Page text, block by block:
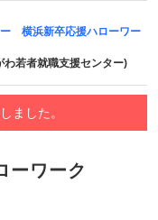
横浜新卒応援ハローワー
わ若者就職支援センター)
ました。
ーワーク